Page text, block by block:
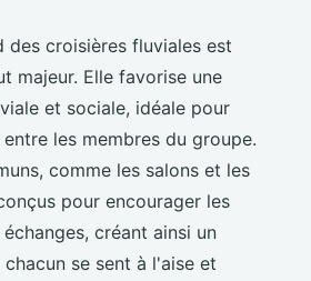
des croisières fluviales est
majeur. Elle favorise une
et sociale, idéale pour
les membres du groupe.
comme les salons et les
pour encourager les
créant ainsi un
se sent à l'aise et